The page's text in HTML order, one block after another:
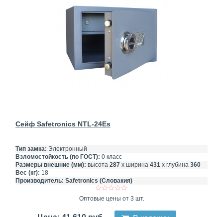
Сейф Safetronics NTL-24Es
Тип замка: Электронный
Взломостойкость (по ГОСТ): 0 класс
Размеры внешние (мм): высота 287 х ширина 431 х глубина 360
Вес (кг): 18
Производитель: Safetronics (Словакия)
Оптовые цены от 3 шт.